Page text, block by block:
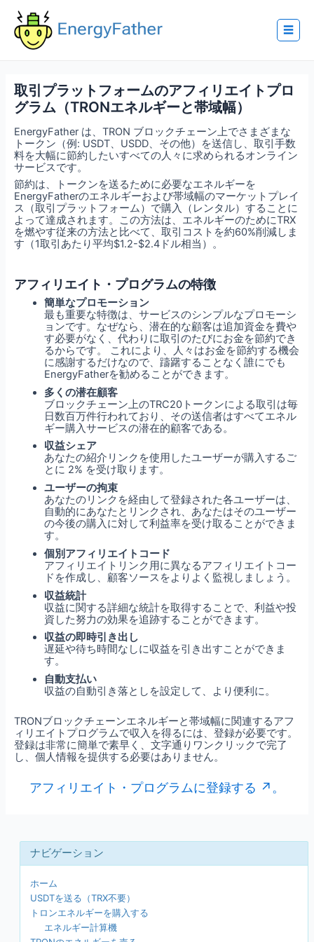
content
☰
取引プラットフォームのアフィリエイトプロ
グラム（TRONエネルギーと帯域幅）
EnergyFather は、TRON ブロックチェーン上でさまざまな
トークン（例: USDT、USDD、その他）を送信し、取引手数
料を大幅に節約したいすべての人々に求められるオンライン
サービスです。
節約は、トークンを送るために必要なエネルギーを
EnergyFatherのエネルギーおよび帯域幅のマーケットプレイ
ス（取引プラットフォーム）で購入（レンタル）することに
よって達成されます。この方法は、エネルギーのためにTRX
を燃やす従来の方法と比べて、取引コストを約60%削減しま
す（1取引あたり平均$1.2-$2.4ドル相当）。
アフィリエイト・プログラムの特徴
簡単なプロモーション
最も重要な特徴は、サービスのシンプルなプロモーシ
ョンです。なぜなら、潜在的な顧客は追加資金を費や
す必要がなく、代わりに取引のたびにお金を節約でき
るからです。 これにより、人々はお金を節約する機会
に感謝するだけなので、躊躇することなく誰にでも
EnergyFatherを勧めることができます。
多くの潜在顧客
ブロックチェーン上のTRC20トークンによる取引は毎
日数百万件行われており、その送信者はすべてエネル
ギー購入サービスの潜在的顧客である。
収益シェア
あなたの紹介リンクを使用したユーザーが購入するご
とに 2% を受け取ります。
ユーザーの拘束
あなたのリンクを経由して登録された各ユーザーは、
自動的にあなたとリンクされ、あなたはそのユーザー
の今後の購入に対して利益率を受け取ることができま
す。
個別アフィリエイトコード
アフィリエイトリンク用に異なるアフィリエイトコー
ドを作成し、顧客ソースをよりよく監視しましょう。
収益統計
収益に関する詳細な統計を取得することで、利益や投
資した努力の効果を追跡することができます。
収益の即時引き出し
遅延や待ち時間なしに収益を引き出すことができま
す。
自動支払い
収益の自動引き落としを設定して、より便利に。
TRONブロックチェーンエネルギーと帯域幅に関連するアフ
ィリエイトプログラムで収入を得るには、登録が必要です。
登録は非常に簡単で素早く、文字通りワンクリックで完了
し、個人情報を提供する必要はありません。
アフィリエイト・プログラムに登録する ↗。
ホーム
USDTを送る（TRX不要）
トロンエネルギーを購入する
エネルギー計算機